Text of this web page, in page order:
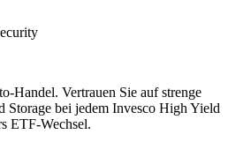
Handel. Vertrauen Sie auf strenge
Storage bei jedem Invesco High Yield
ETF-Wechsel.